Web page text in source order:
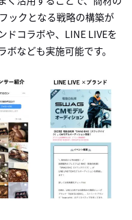
ックとなる戦略の構築が
ドコラボや、LINE LIVEを
なども実施可能です。